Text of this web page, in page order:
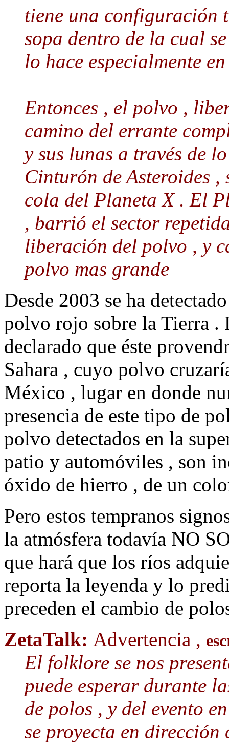
tiene una configuración
sopa dentro de la cual
lo hace especialmente
Entonces , el polvo ,
camino del errante
y sus lunas a través de
Cinturón de Asteroides ,
cola del Planeta X . El
, barrió el sector
liberación del polvo , y
polvo mas grande
Desde 2003 se ha
polvo rojo sobre la Tierra .
declarado que éste
Sahara , cuyo polvo
México , lugar en donde
presencia de este tipo de
polvo detectados en la
patio y automóviles , son
óxido de hierro , de un
Pero estos tempranos
la atmósfera todavía NO
que hará que los ríos
reporta la leyenda y lo
preceden el cambio de
ZetaTalk: Advertencia ,
El folklore se nos
puede esperar durante
de polos , y del evento
se proyecta en